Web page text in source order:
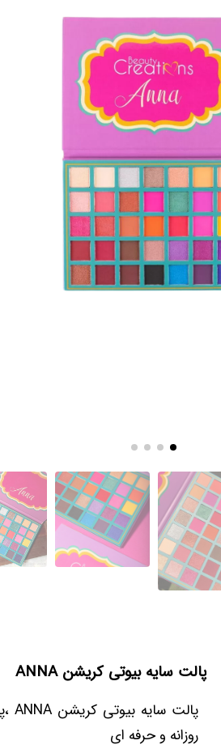
پالت سایه بیوتی کریشن ANNA
روزانه و حرفه ای